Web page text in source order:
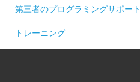
第三者のプログラミングサポート
トレーニング